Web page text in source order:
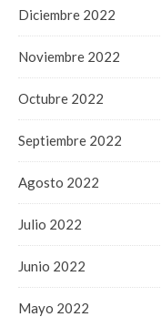
Diciembre 2022
Noviembre 2022
Octubre 2022
Septiembre 2022
Agosto 2022
Julio 2022
Junio 2022
Mayo 2022